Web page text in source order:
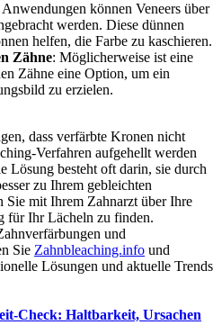
können Veneers über
werden. Diese dünnen
helfen, die Farbe zu kaschieren.
Zähne: Möglicherweise ist eine
Zähne eine Option, um ein
zu erzielen.
dass verfärbte Kronen nicht
Verfahren aufgehellt werden
Lösung besteht oft darin, sie durch
zu Ihrem gebleichten
Sie mit Ihrem Zahnarzt über Ihre
für Ihr Lächeln zu finden.
und
Sie Zahnbleaching.info und
Lösungen und aktuelle Trends
Check: Haltbarkeit, Ursachen